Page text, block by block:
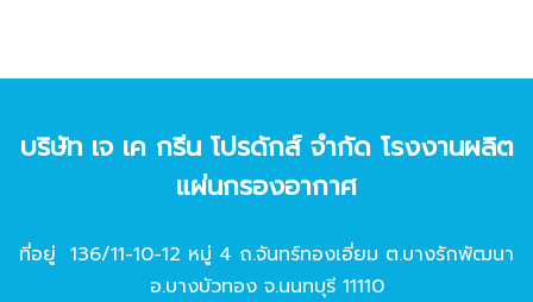
บริษัท เจ เค กรีน โปรดักส์ จํากัด โรงงานผลิต
แผ่นกรองอากาศ
ที่อยู่ 136/11-10-12 หมู่ 4 ถ.จันทร์ทองเอี่ยม ต.บางรักพัฒนา
อ.บางบัวทอง จ.นนทบุรี 11110